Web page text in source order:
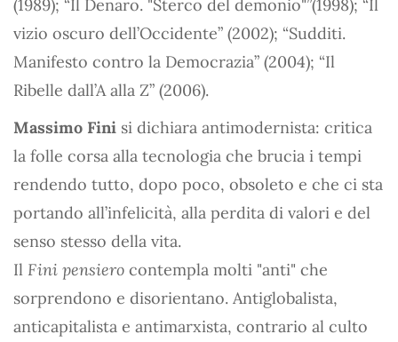
(1989); “Il Denaro. "Sterco del demonio"”(1998); “Il
vizio oscuro dell’Occidente” (2002); “Sudditi.
Manifesto contro la Democrazia” (2004); “Il
Ribelle dall’A alla Z” (2006).
Massimo Fini si dichiara antimodernista: critica
la folle corsa alla tecnologia che brucia i tempi
rendendo tutto, dopo poco, obsoleto e che ci sta
portando all’infelicità, alla perdita di valori e del
senso stesso della vita.
Il Fini pensiero contempla molti "anti" che
sorprendono e disorientano. Antiglobalista,
anticapitalista e antimarxista, contrario al culto